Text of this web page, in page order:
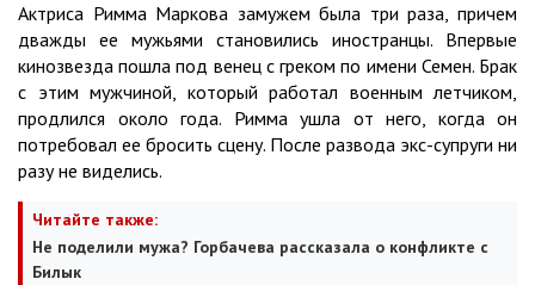
Актриса Римма Маркова замужем была три раза, причем
дважды ее мужьями становились иностранцы. Впервые
кинозвезда пошла под венец с греком по имени Семен. Брак
с этим мужчиной, который работал военным летчиком,
продлился около года. Римма ушла от него, когда он
потребовал ее бросить сцену. После развода экс-супруги ни
разу не виделись.
Читайте также:
Не поделили мужа? Горбачева рассказала о конфликте с
Билык